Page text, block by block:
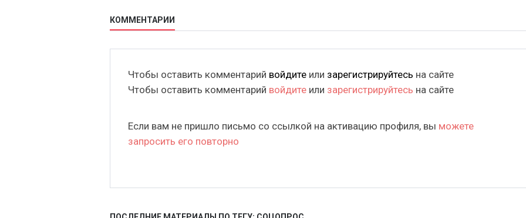
КОММЕНТАРИИ
Чтобы оставить комментарий войдите или зарегистрируйтесь на сайте
Чтобы оставить комментарий войдите или зарегистрируйтесь на сайте
Если вам не пришло письмо со ссылкой на активацию профиля, вы можете
запросить его повторно